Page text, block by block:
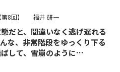
【第8回】 福井 研一
だと、間違いなく逃げ遅れる
な、非常階段をゆっくり下る
して、雪崩のように…